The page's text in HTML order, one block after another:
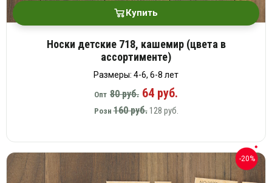
Купить
Носки детские 718, кашемир (цвета в
ассортименте)
Размеры: 4-6, 6-8 лет
Опт 80 руб. 64 руб.
Розн 160 руб.128 руб.
-20%